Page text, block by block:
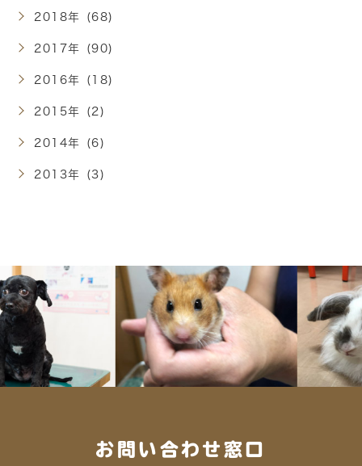
2018年 (68)
2017年 (90)
2016年 (18)
2015年 (2)
2014年 (6)
2013年 (3)
お問い合わせ窓口